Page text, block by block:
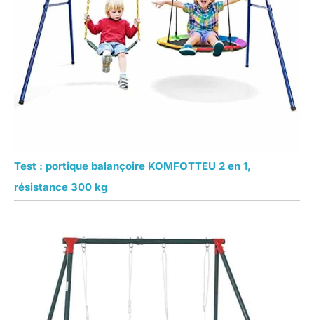
Test : portique balançoire KOMFOTTEU 2 en 1,
résistance 300 kg